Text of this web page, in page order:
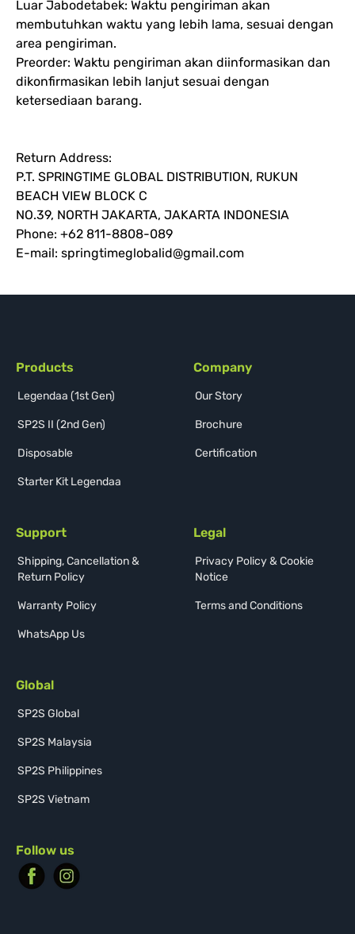
Luar Jabodetabek: Waktu pengiriman akan
membutuhkan waktu yang lebih lama, sesuai dengan
area pengiriman.
Preorder: Waktu pengiriman akan diinformasikan dan
dikonfirmasikan lebih lanjut sesuai dengan
ketersediaan barang.
Return Address:
P.T. SPRINGTIME GLOBAL DISTRIBUTION, RUKUN
BEACH VIEW BLOCK C
NO.39, NORTH JAKARTA, JAKARTA INDONESIA
Phone: +62 811-8808-089
E-mail: springtimeglobalid@gmail.com
Products
Legendaa (1st Gen)
SP2S II (2nd Gen)
Disposable
Starter Kit Legendaa
Company
Our Story
Brochure
Certification
Support
Shipping, Cancellation &
Return Policy
Warranty Policy
WhatsApp Us
Legal
Privacy Policy & Cookie
Notice
Terms and Conditions
Global
SP2S Global
SP2S Malaysia
SP2S Philippines
SP2S Vietnam
Follow us